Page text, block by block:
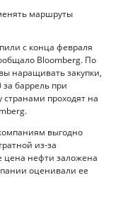
маршруты
с конца февраля
Bloomberg. По
наращивать закупки,
баррель при
проходят на
выгодно
из-за
цена нефти заложена
оценивали ее